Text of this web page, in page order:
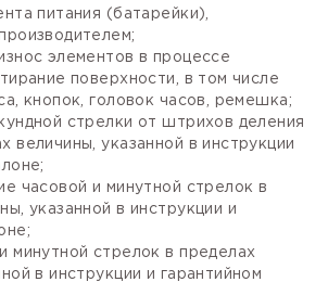
питания (батарейки),
элементов в процессе
поверхности, в том числе
кнопок, головок часов, ремешка;
стрелки от штрихов деления
величины, указанной в инструкции
часовой и минутной стрелок в
указанной в инструкции и
минутной стрелок в пределах
в инструкции и гарантийном